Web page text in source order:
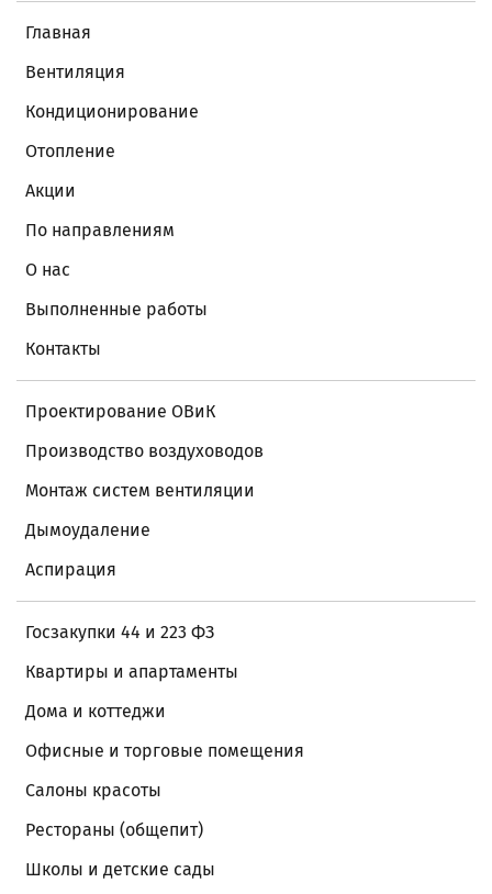
Главная
Вентиляция
Кондиционирование
Отопление
Акции
По направлениям
О нас
Выполненные работы
Контакты
Проектирование ОВиК
Производство воздуховодов
Монтаж систем вентиляции
Дымоудаление
Аспирация
Госзакупки 44 и 223 ФЗ
Квартиры и апартаменты
Дома и коттеджи
Офисные и торговые помещения
Салоны красоты
Рестораны (общепит)
Школы и детские сады